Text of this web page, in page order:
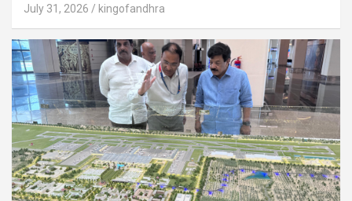
July 31, 2026 kingofandhra